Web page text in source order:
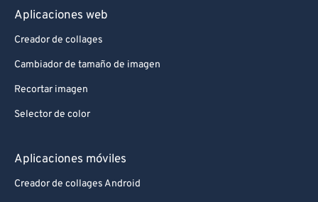
Aplicaciones web
Creador de collages
Cambiador de tamaño de imagen
Recortar imagen
Selector de color
Aplicaciones móviles
Creador de collages Android